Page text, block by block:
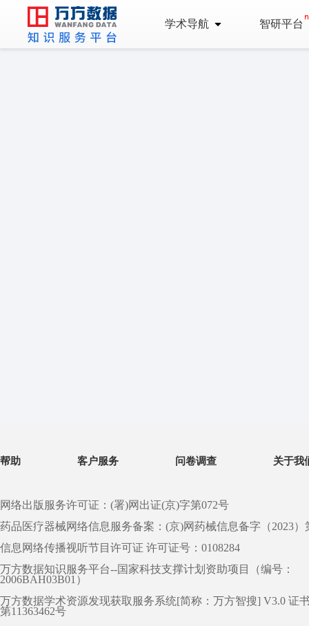
学术导航 智研平台
帮助 客户服务 问卷调查 关于我
网络出版服务许可证：(署)网出证(京)字第072号
药品医疗器械网络信息服务备案：(京)网药械信息备字（2023）
信息网络传播视听节目许可证 许可证号：0108284
万方数据知识服务平台--国家科技支撑计划资助项目（编号：
2006BAH03B01）
万方数据学术资源发现获取服务系统[简称：万方智搜] V3.0 证
第11363462号